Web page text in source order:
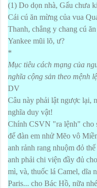
(1) Do dọn nhà, Gấu chưa
Cái cú ăn mừng của vua
Thanh, chẳng y chang cú
Yankee mũi lõ, ư?
*
Mục tiêu cách mạng của
nghĩa cộng sản theo mệnh
DV
Câu này phải lật ngược lại,
nghĩa duy vật!
Chính CSVN "ra lệnh" cho
để đàn em nhử Mẽo vô
anh rảnh rang nhuộm đỏ
anh phải chi viện đầy đủ
mì, và, thuốc lá Camel, dĩa
Paris... cho Bác Hồ, nữa